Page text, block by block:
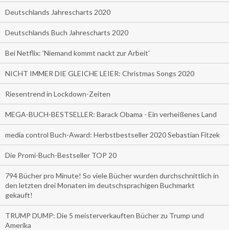
Deutschlands Jahrescharts 2020
Deutschlands Buch Jahrescharts 2020
Bei Netflix: 'Niemand kommt nackt zur Arbeit'
NICHT IMMER DIE GLEICHE LEIER: Christmas Songs 2020
Riesentrend in Lockdown-Zeiten
MEGA-BUCH-BESTSELLER: Barack Obama - Ein verheißenes Land
media control Buch-Award: Herbstbestseller 2020 Sebastian Fitzek
Die Promi-Buch-Bestseller TOP 20
794 Bücher pro Minute! So viele Bücher wurden durchschnittlich in
den letzten drei Monaten im deutschsprachigen Buchmarkt
gekauft!
TRUMP DUMP: Die 5 meisterverkauften Bücher zu Trump und
Amerika